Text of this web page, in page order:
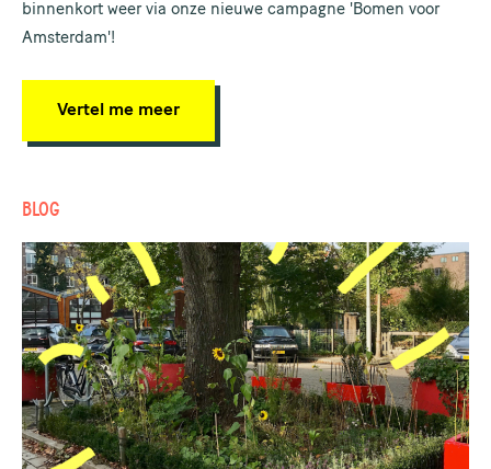
binnenkort weer via onze nieuwe campagne 'Bomen voor
Amsterdam'!
Vertel me meer
BLOG